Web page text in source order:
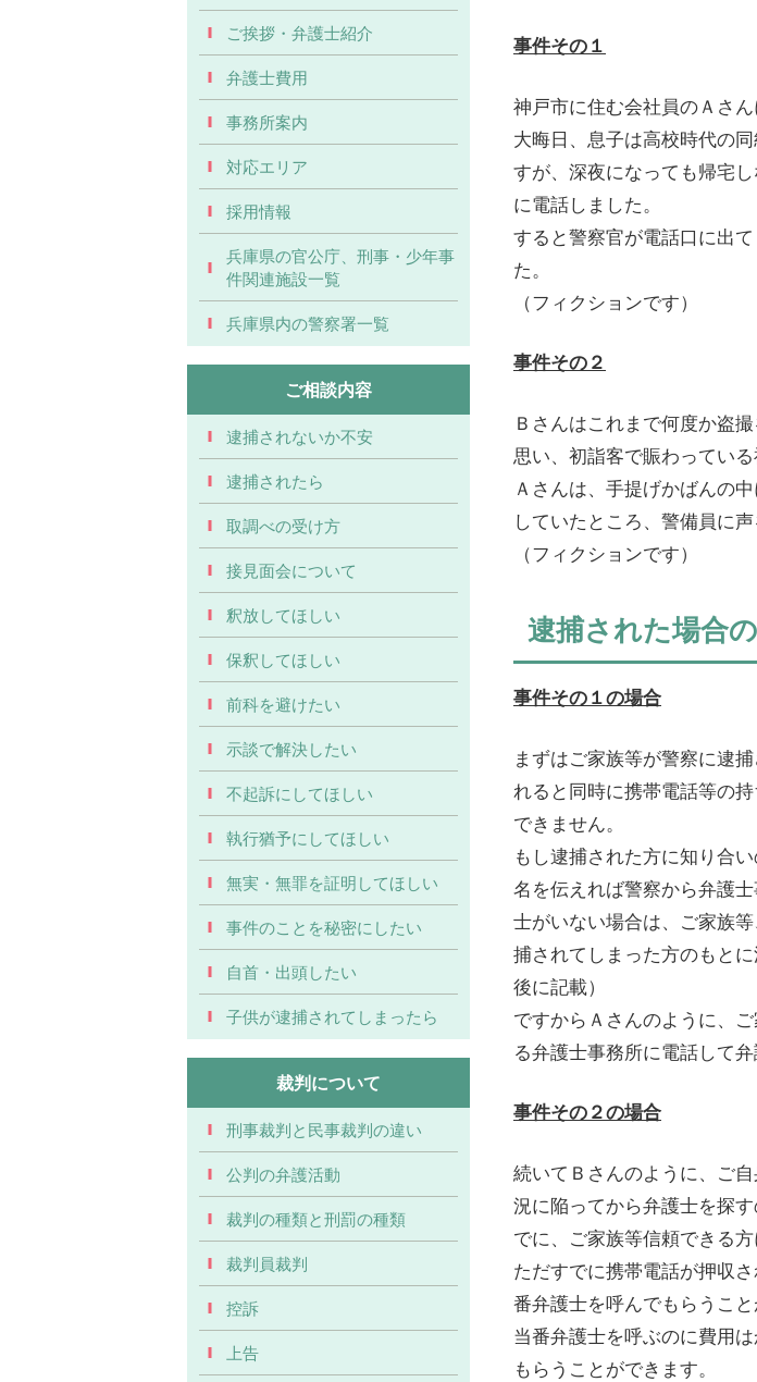
事件その１
神戸市に住む会社員のＡさ
大晦日、息子は高校時代の
すが、深夜になっても帰宅
に電話しました。
すると警察官が電話口に出
た。
（フィクションです）
事件その２
Ｂさんはこれまで何度か盗
思い、初詣客で賑わっている
Ａさんは、手提げかばんの
していたところ、警備員に
（フィクションです）
逮捕された場合
事件その１の場合
まずはご家族等が警察に逮
れると同時に携帯電話等の
できません。
もし逮捕された方に知り合
名を伝えれば警察から弁護
士がいない場合は、ご家族
捕されてしまった方のもと
後に記載）
ですからＡさんのように、
る弁護士事務所に電話して
事件その２の場合
続いてＢさんのように、ご
況に陥ってから弁護士を探
でに、ご家族等信頼できる
ただすでに携帯電話が押収
番弁護士を呼んでもらうこと
当番弁護士を呼ぶのに費用
もらうことができます。
ご挨拶・弁護士紹介
弁護士費用
事務所案内
対応エリア
採用情報
兵庫県の官公庁、刑事・少年事
件関連施設一覧
兵庫県内の警察署一覧
ご相談内容
逮捕されないか不安
逮捕されたら
取調べの受け方
接見面会について
釈放してほしい
保釈してほしい
前科を避けたい
示談で解決したい
不起訴にしてほしい
執行猶予にしてほしい
無実・無罪を証明してほしい
事件のことを秘密にしたい
自首・出頭したい
子供が逮捕されてしまったら
裁判について
刑事裁判と民事裁判の違い
公判の弁護活動
裁判の種類と刑罰の種類
裁判員裁判
控訴
上告